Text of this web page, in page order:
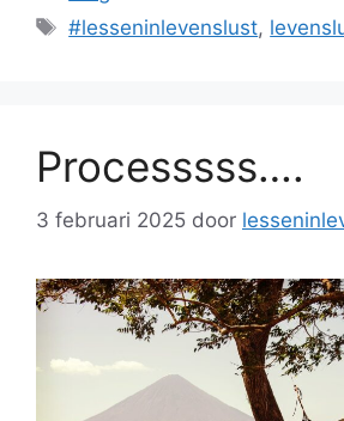
Tags
#lesseninlevenslust,
Processsss….
3 februari 2025 door